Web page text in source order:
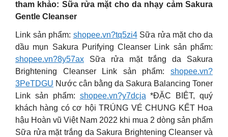
tham khảo: Sữa rửa mặt cho da nhạy cảm Sakura
Gentle Cleanser
Link sản phẩm: shopee.vn?tq5zi4Sữa rửa mặt cho da
dầu mụn Sakura Purifying Cleanser Link sản phẩm:
shopee.vn?8y57ax Sữa rửa mặt trắng da Sakura
Brightening Cleanser Link sản phẩm: shopee.vn?
3PeTDGU Nước cân bằng da Sakura Balancing Toner
Link sản phẩm: shopee.vn?y7dcja *ĐẶC BIỆT, quý
khách hàng có cơ hội TRÚNG VÉ CHUNG KẾT Hoa
hậu Hoàn vũ Việt Nam 2022 khi mua 2 dòng sản phẩm
Sữa rửa mặt trắng da Sakura Brightening Cleanser và